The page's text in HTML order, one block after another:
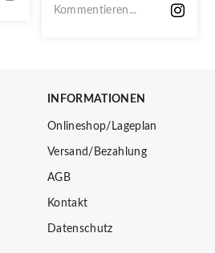
Kommentieren...
INFORMATIONEN
Onlineshop/Lageplan
Versand/Bezahlung
AGB
Kontakt
Datenschutz